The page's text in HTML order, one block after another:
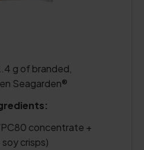
g of branded,
Seagarden®
concentrate +
crisps)